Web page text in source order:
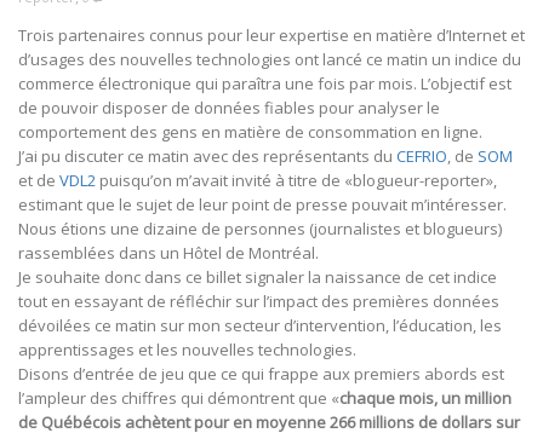
Trois partenaires connus pour leur expertise en matière d’Internet et
d’usages des nouvelles technologies ont lancé ce matin un indice du
commerce électronique qui paraîtra une fois par mois. L’objectif est
de pouvoir disposer de données fiables pour analyser le
comportement des gens en matière de consommation en ligne.
J’ai pu discuter ce matin avec des représentants du CEFRIO, de SOM
et de VDL2 puisqu’on m’avait invité à titre de «blogueur-reporter»,
estimant que le sujet de leur point de presse pouvait m’intéresser.
Nous étions une dizaine de personnes (journalistes et blogueurs)
rassemblées dans un Hôtel de Montréal.
Je souhaite donc dans ce billet signaler la naissance de cet indice
tout en essayant de réfléchir sur l’impact des premières données
dévoilées ce matin sur mon secteur d’intervention, l’éducation, les
apprentissages et les nouvelles technologies.
Disons d’entrée de jeu que ce qui frappe aux premiers abords est
l’ampleur des chiffres qui démontrent que «chaque mois, un million
de Québécois achètent pour en moyenne 266 millions de dollars sur